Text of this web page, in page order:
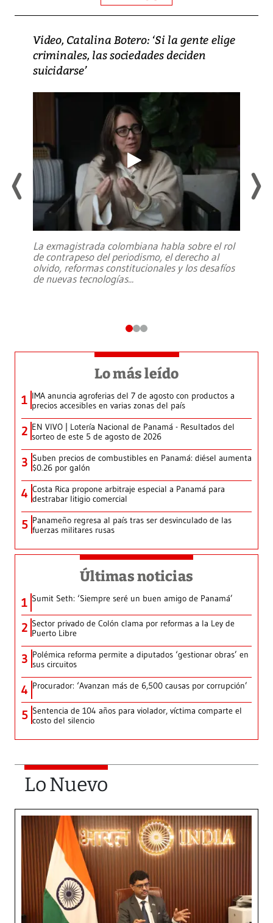
Video, Catalina Botero: ‘Si la gente elige
criminales, las sociedades deciden
suicidarse’
La exmagistrada colombiana habla sobre el rol
de contrapeso del periodismo, el derecho al
olvido, reformas constitucionales y los desafíos
de nuevas tecnologías...
Lo más leído
1 IMA anuncia agroferias del 7 de agosto con productos a
precios accesibles en varias zonas del país
2 EN VIVO | Lotería Nacional de Panamá - Resultados del
sorteo de este 5 de agosto de 2026
3 Suben precios de combustibles en Panamá: diésel aumenta
$0.26 por galón
4 Costa Rica propone arbitraje especial a Panamá para
destrabar litigio comercial
5 Panameño regresa al país tras ser desvinculado de las
fuerzas militares rusas
Últimas noticias
1 Sumit Seth: ‘Siempre seré un buen amigo de Panamá’
2 Sector privado de Colón clama por reformas a la Ley de
Puerto Libre
3 Polémica reforma permite a diputados ‘gestionar obras’ en
sus circuitos
4 Procurador: ‘Avanzan más de 6,500 causas por corrupción’
5 Sentencia de 104 años para violador, víctima comparte el
costo del silencio
Lo Nuevo